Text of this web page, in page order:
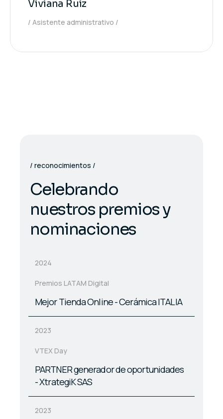
Viviana Ruiz
Asistente administrativo
reconocimientos
Celebrando
nuestros premiosy
nominaciones
2024
Premios LATAM Digital
Mejor Tienda Online - Cerámica ITALIA
2023
VTEX Day
PARTNER generador de oportunidades
- XtrategiK SAS
2023